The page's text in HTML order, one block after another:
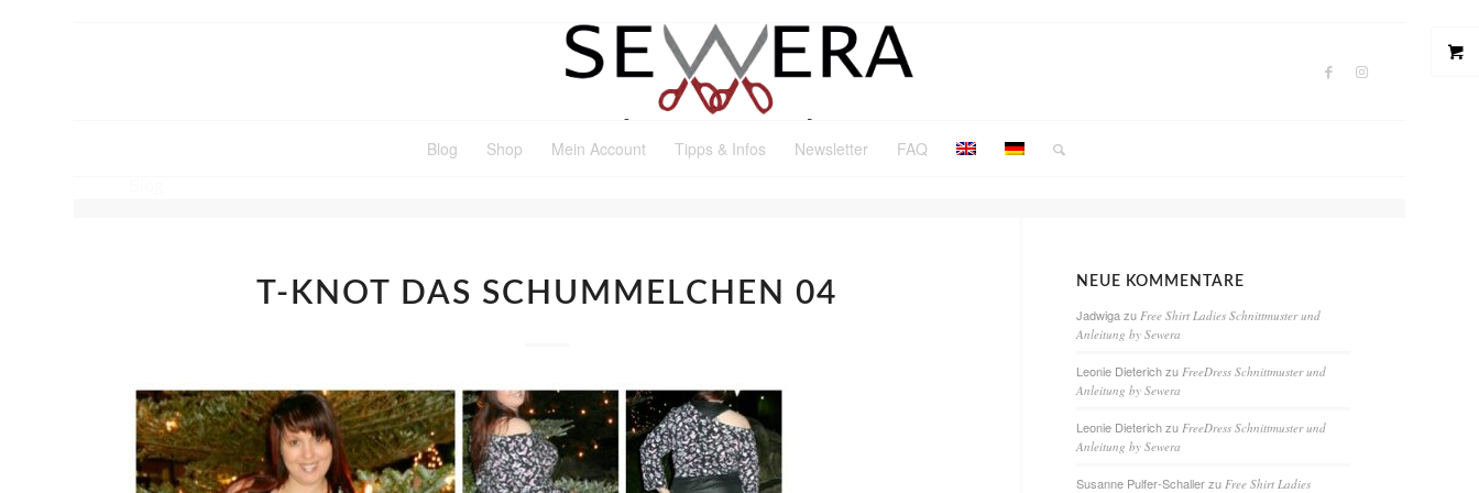
Blog Shop Mein Account Tipps & Infos Newsletter FAQ
T-KNOT DAS SCHUMMELCHEN 04 NEUE KOMMENTARE
Jadwigazu Free Shirt Ladies Schnittmuster und
Anleitung by Sewera
Leonie Dieterichzu FreeDress Schnittmuster und
Anleitung by Sewera
Leonie Dieterichzu FreeDress Schnittmuster und
Anleitung by Sewera
Susanne Pulfer-Schallerzu Free Shirt Ladies